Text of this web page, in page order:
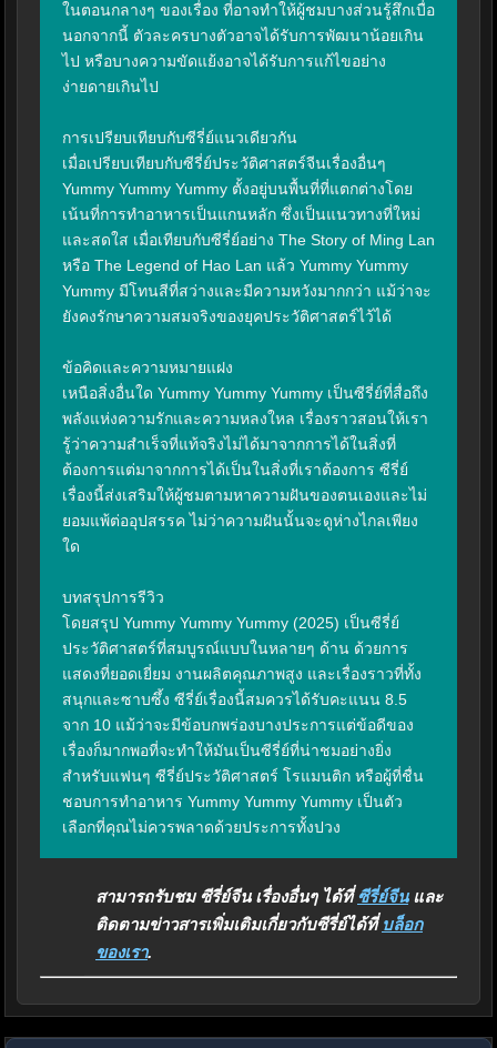
ในตอนกลางๆ ของเรื่อง ที่อาจทำให้ผู้ชมบางส่วนรู้สึกเบื่อ
นอกจากนี้ ตัวละครบางตัวอาจได้รับการพัฒนาน้อยเกิน
ไป หรือบางความขัดแย้งอาจได้รับการแก้ไขอย่าง
ง่ายดายเกินไป
การเปรียบเทียบกับซีรี่ย์แนวเดียวกัน
เมื่อเปรียบเทียบกับซีรี่ย์ประวัติศาสตร์จีนเรื่องอื่นๆ
Yummy Yummy Yummy ตั้งอยู่บนพื้นที่ที่แตกต่างโดย
เน้นที่การทำอาหารเป็นแกนหลัก ซึ่งเป็นแนวทางที่ใหม่
และสดใส เมื่อเทียบกับซีรี่ย์อย่าง The Story of Ming Lan
หรือ The Legend of Hao Lan แล้ว Yummy Yummy
Yummy มีโทนสีที่สว่างและมีความหวังมากกว่า แม้ว่าจะ
ยังคงรักษาความสมจริงของยุคประวัติศาสตร์ไว้ได้
ข้อคิดและความหมายแฝง
เหนือสิ่งอื่นใด Yummy Yummy Yummy เป็นซีรี่ย์ที่สื่อถึง
พลังแห่งความรักและความหลงใหล เรื่องราวสอนให้เรา
รู้ว่าความสำเร็จที่แท้จริงไม่ได้มาจากการได้ในสิ่งที่
ต้องการแต่มาจากการได้เป็นในสิ่งที่เราต้องการ ซีรี่ย์
เรื่องนี้ส่งเสริมให้ผู้ชมตามหาความฝันของตนเองและไม่
ยอมแพ้ต่ออุปสรรค ไม่ว่าความฝันนั้นจะดูห่างไกลเพียง
ใด
บทสรุปการรีวิว
โดยสรุป Yummy Yummy Yummy (2025) เป็นซีรี่ย์
ประวัติศาสตร์ที่สมบูรณ์แบบในหลายๆ ด้าน ด้วยการ
แสดงที่ยอดเยี่ยม งานผลิตคุณภาพสูง และเรื่องราวที่ทั้ง
สนุกและซาบซึ้ง ซีรี่ย์เรื่องนี้สมควรได้รับคะแนน 8.5
จาก 10 แม้ว่าจะมีข้อบกพร่องบางประการแต่ข้อดีของ
เรื่องก็มากพอที่จะทำให้มันเป็นซีรี่ย์ที่น่าชมอย่างยิ่ง
สำหรับแฟนๆ ซีรี่ย์ประวัติศาสตร์ โรแมนติก หรือผู้ที่ชื่น
ชอบการทำอาหาร Yummy Yummy Yummy เป็นตัว
เลือกที่คุณไม่ควรพลาดด้วยประการทั้งปวง
สามารถรับชม ซีรี่ย์จีน เรื่องอื่นๆ ได้ที่ซีรี่ย์จีนและ
ติดตามข่าวสารเพิ่มเติมเกี่ยวกับซีรี่ย์ได้ที่ บล็อก
ของเรา.